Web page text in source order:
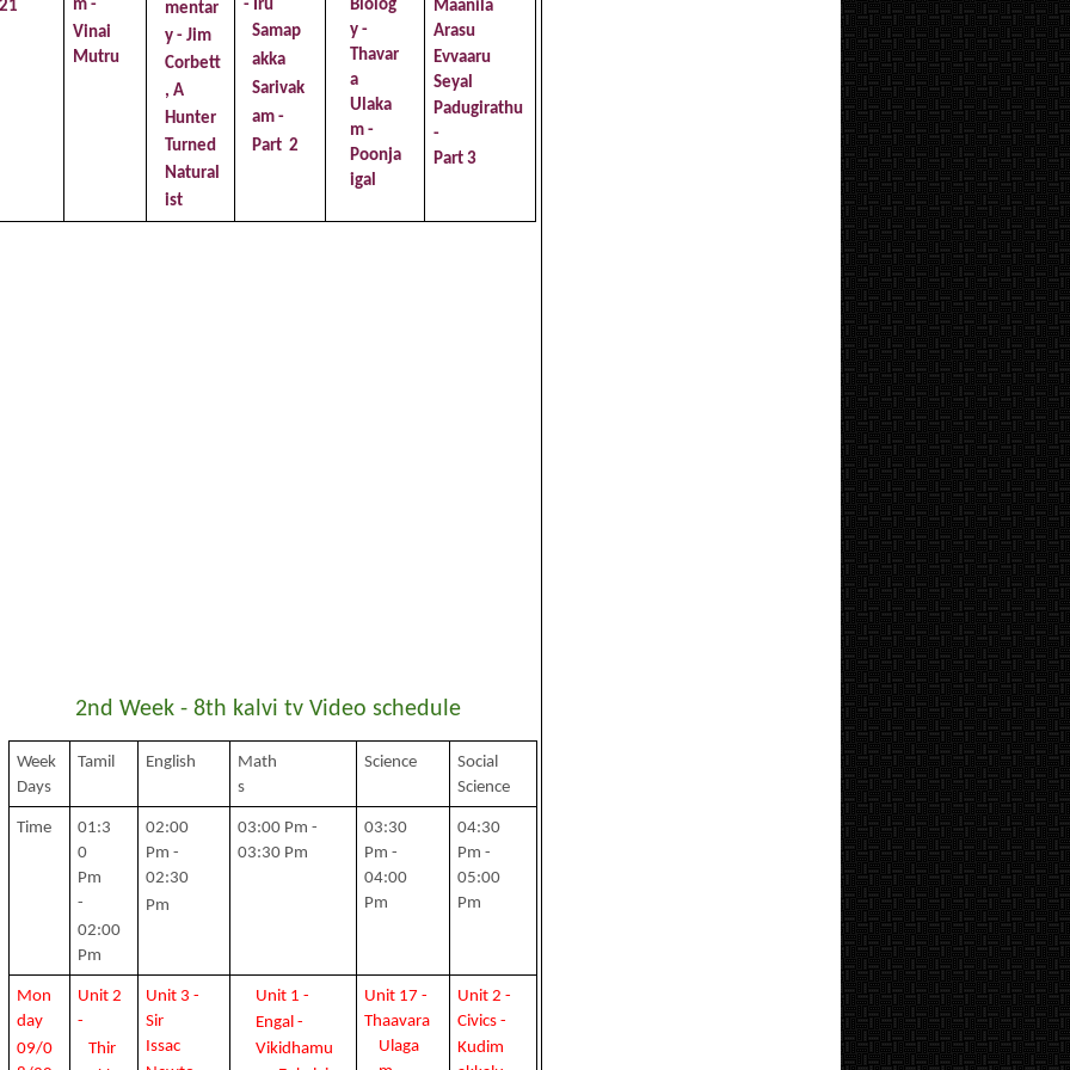
m -
Vinai
Mutru
mentar
y - Jim
Corbett
, A
Hunter
Turned
Natural
ist
- Iru
Samap
akka
Sarivak
am -
Part  2
Biolog
y -
Thavar
a
Ulaka
m -
Poonja
igal
Maanila
Arasu
Evvaaru
Seyal
Padugirathu
-
Part 3
2nd Week -8th kalvi tv Video schedule
Week
Days
Tamil English
Math
s
Science
Social
Science
Time
01:3
0
Pm
-
02:00
Pm
02:00
Pm -
02:30
Pm
03:00 Pm -
03:30 Pm
03:30
Pm -
04:00
Pm
04:30
Pm -
05:00
Pm
Mon
day
09/0
Unit 2
-
Thir
Unit 3 -
Sir
Issac
Unit 1 -
Engal -
Vikidhamu
Unit 17 -
Thaavara
Ulaga
Unit 2 -
Civics -
Kudim